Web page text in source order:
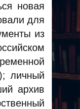
новая
для
из
личный
архив